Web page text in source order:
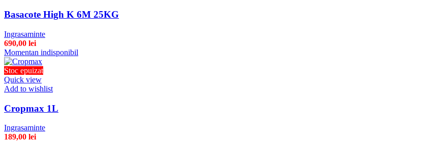
Basacote High K 6M 25KG
Ingrasaminte
690,00 lei
Momentan indisponibil
Stoc epuizat
Quick view
Add to wishlist
Cropmax 1L
Ingrasaminte
189,00 lei